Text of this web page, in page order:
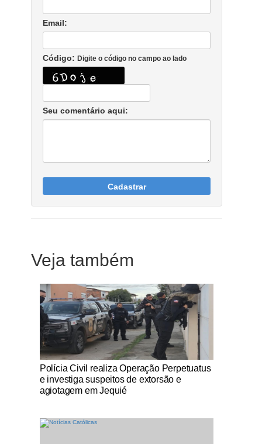
Email:
Código: Digite o código no campo ao lado
Seu comentário aqui:
Cadastrar
Veja também
Notícias Católicas
Polícia Civil realiza Operação Perpetuatus
e investiga suspeitos de extorsão e
agiotagem em Jequié